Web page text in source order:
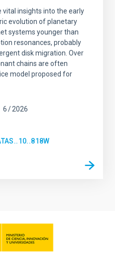
vital insights into the early
evolution of planetary
systems younger than
resonances, probably
disk migration. Over
chains are often
model proposed for
6 2026